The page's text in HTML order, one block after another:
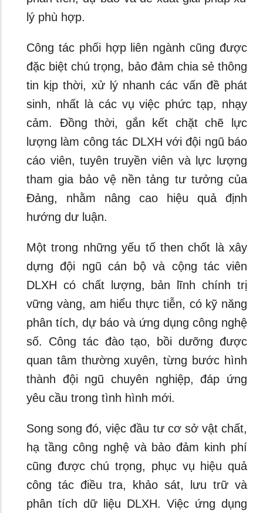
lý phù hợp.
Công tác phối hợp liên ngành cũng được
đặc biệt chú trọng, bảo đảm chia sẻ thông
tin kịp thời, xử lý nhanh các vấn đề phát
sinh, nhất là các vụ việc phức tạp, nhạy
cảm. Đồng thời, gắn kết chặt chẽ lực
lượng làm công tác DLXH với đội ngũ báo
cáo viên, tuyên truyền viên và lực lượng
tham gia bảo vệ nền tảng tư tưởng của
Đảng, nhằm nâng cao hiệu quả định
hướng dư luận.
Một trong những yếu tố then chốt là xây
dựng đội ngũ cán bộ và cộng tác viên
DLXH có chất lượng, bản lĩnh chính trị
vững vàng, am hiểu thực tiễn, có kỹ năng
phân tích, dự báo và ứng dụng công nghệ
số. Công tác đào tạo, bồi dưỡng được
quan tâm thường xuyên, từng bước hình
thành đội ngũ chuyên nghiệp, đáp ứng
yêu cầu trong tình hình mới.
Song song đó, việc đầu tư cơ sở vật chất,
hạ tầng công nghệ và bảo đảm kinh phí
cũng được chú trọng, phục vụ hiệu quả
công tác điều tra, khảo sát, lưu trữ và
phân tích dữ liệu DLXH. Việc ứng dụng